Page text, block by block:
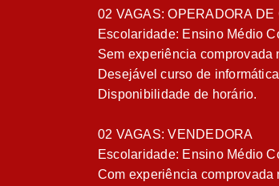
02 VAGAS: OPERADORA DE
Escolaridade: Ensino Médio
Sem experiência comprovada
Desejável curso de
Disponibilidade de horário.
02 VAGAS: VENDEDORA
Escolaridade: Ensino Médio
Com experiência comprovada